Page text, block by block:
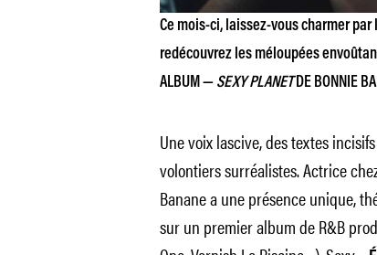
Ce mois-ci, laissez-vous charmer
redécouvrez les méloupées
ALBUM — SEXY PLANETDE BONNIE
Une voix lascive, des textes
volontiers surréalistes. Actrice
Banane a une présence unique,
sur un premier album de R&B